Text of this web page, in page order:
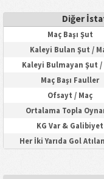
Diğer
Maç Başı Şut
Kaleyi Bulan Şut /
Kaleyi Bulmayan Şut /
Maç Başı Fauller
Ofsayt / Maç
Ortalama Topla
KG Var & Galibiyet
Her İki Yarıda Gol